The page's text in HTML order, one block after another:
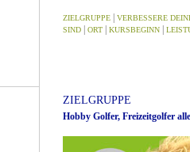
ZIELGRUPPE | VERBESSERE
SIND | ORT | KURSBEGINN |
ZIELGRUPPE
Hobby Golfer, Freizeitgolfer